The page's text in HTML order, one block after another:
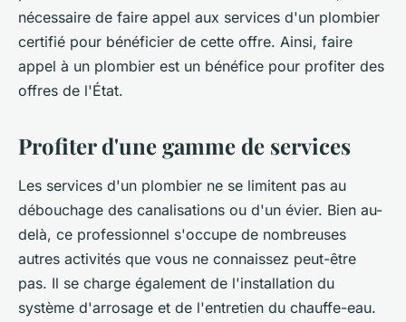
nécessaire de faire appel aux services d'un plombier
certifié pour bénéficier de cette offre. Ainsi, faire
appel à un plombier est un bénéfice pour profiter des
offres de l'État.
Profiter d'une gamme de services
Les services d'un plombier ne se limitent pas au
débouchage des canalisations ou d'un évier. Bien au-
delà, ce professionnel s'occupe de nombreuses
autres activités que vous ne connaissez peut-être
pas. Il se charge également de l'installation du
système d'arrosage et de l'entretien du chauffe-eau.